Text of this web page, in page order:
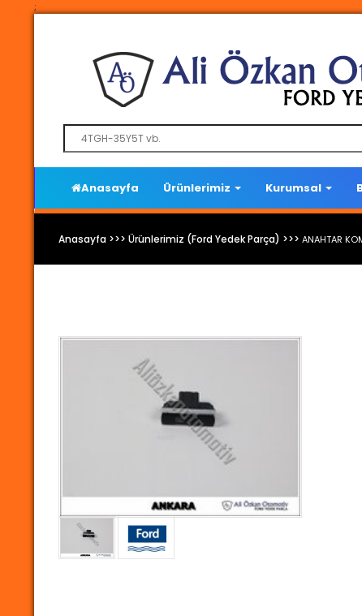
;
Anasayfa Ürünlerimiz Kurumsal
Anasayfa >>> Ürünlerimiz (Ford Yedek Parça) >>> ANAHTAR